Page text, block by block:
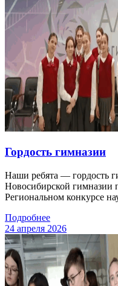
Гордость гимназии
Наши ребята — гордость
Новосибирской гимназии
Региональном конкурсе
Подробнее
24 апреля 2026